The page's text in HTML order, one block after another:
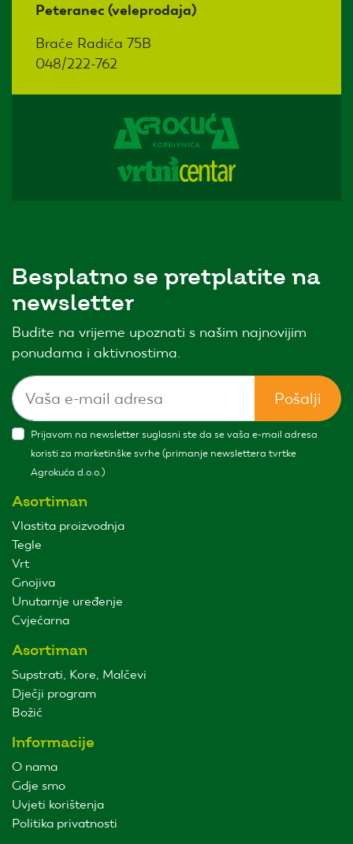
Peteranec (veleprodaja)
Braće Radića 75B
048/222-762
Besplatno se pretplatite na
newsletter
Budite na vrijeme upoznati s našim najnovijim
ponudama i aktivnostima.
Pošalji
Prijavom na newsletter suglasni ste da se vaša e-mail adresa
koristi za marketinške svrhe (primanje newslettera tvrtke
Agrokuća d.o.o.)
Asortiman
Vlastita proizvodnja
Tegle
Vrt
Gnojiva
Unutarnje uređenje
Cvjećarna
Asortiman
Supstrati, Kore, Malčevi
Dječji program
Božić
Informacije
O nama
Gdje smo
Uvjeti korištenja
Politika privatnosti